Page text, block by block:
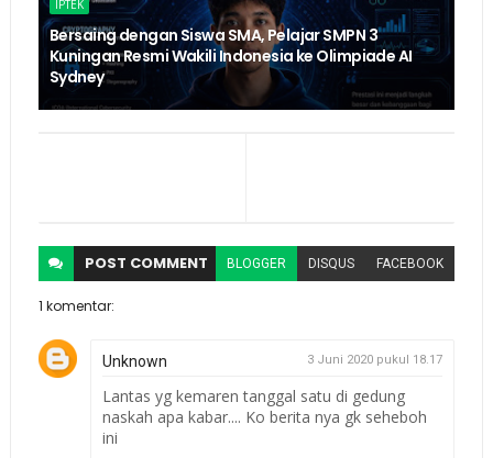
IPTEK
Bersaing dengan Siswa SMA, Pelajar SMPN 3
Kuningan Resmi Wakili Indonesia ke Olimpiade AI
Sydney
POST COMMENT BLOGGER DISQUS FACEBOOK
1 komentar:
Unknown 3 Juni 2020 pukul 18.17
Lantas yg kemaren tanggal satu di gedung
naskah apa kabar.... Ko berita nya gk seheboh
ini